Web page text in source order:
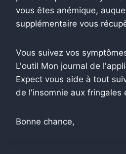
vous êtes anémique,
supplémentaire vous
Vous suivez vos
L'outil Mon journal de
Expect vous aide à tout
de l'insomnie aux fringales
Bonne chance,